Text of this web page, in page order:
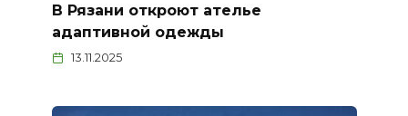
В Рязани откроют ателье
адаптивной одежды
13.11.2025